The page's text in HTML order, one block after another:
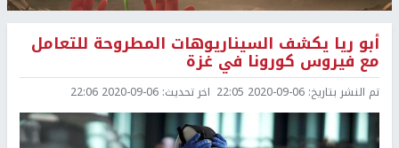
أبو ريا يكشف السيناريوهات المطروحة للتعامل
مع فيروس كورونا في غزة
تم النشر بتاريخ: 2020-09-06 22:05 اخر تحديث: 2020-09-06 22:06